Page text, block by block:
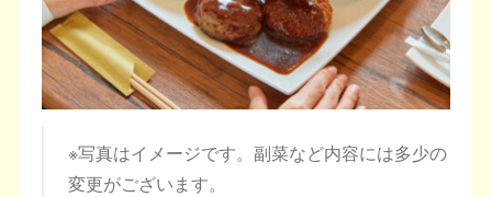
※写真はイメージです。副菜など内容には多少の
変更がございます。